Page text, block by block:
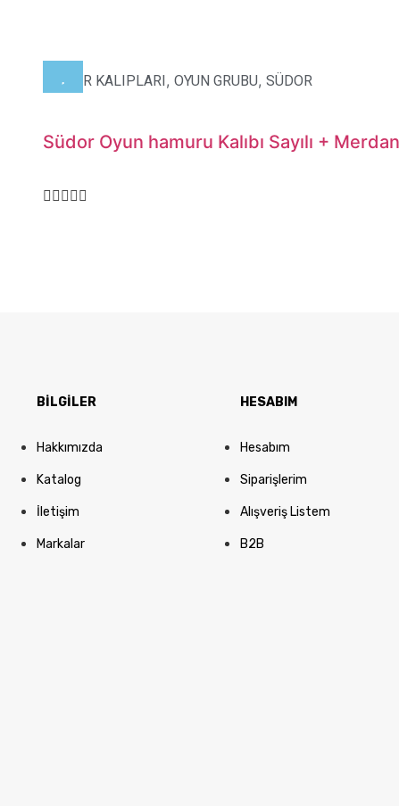
HAMUR KALIPLARI, OYUN GRUBU, SÜDOR
Südor Oyun hamuru Kalıbı Sayılı +
BİLGİLER
Hakkımızda
Katalog
İletişim
Markalar
HESABIM
Hesabım
Siparişlerim
Alışveriş Listem
B2B